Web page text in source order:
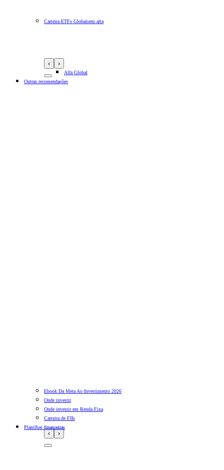
‹ ›
Carteira ETFs Globaisem alta
Alfa Global
Outras recomendações
‹ ›
Ebook Da Meta Ao Investimento 2026
Onde investir
Onde investir em Renda Fixa
Carteira de FIIs
Planilhas financeiras